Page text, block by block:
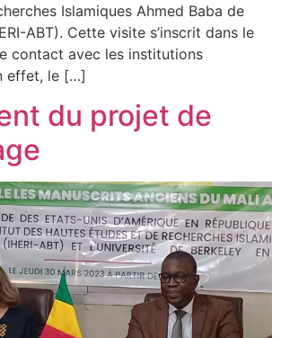
Islamiques Ahmed Baba de
ABT). Cette visite s’inscrit dans le
contact avec les institutions
effet, le […]
du projet de